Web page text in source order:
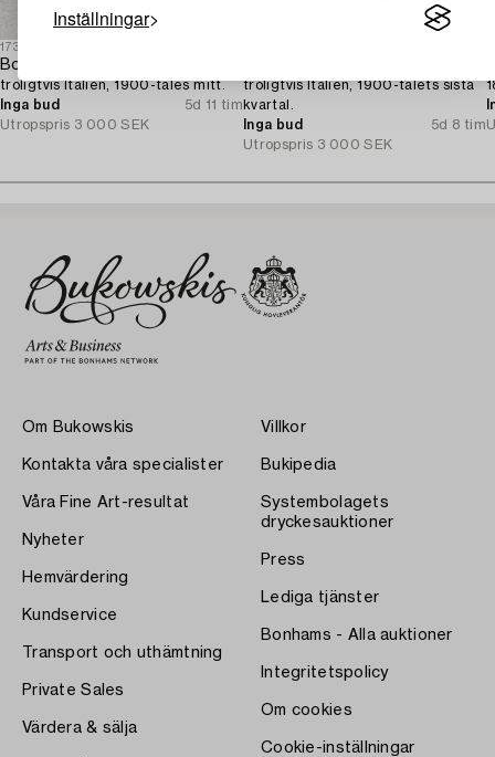
Inställningar
1731466
Bord,
troligtvis Italien, 1900-tales mitt.
Inga bud
5d 11 tim
Utropspris 3 000 SEK
troligtvis Italien, 1900-talets sista
kvartal.
Inga bud
5d 8 tim
Utropspris 3 000 SEK
Om Bukowskis
Kontakta våra specialister
Våra Fine Art-resultat
Nyheter
Hemvärdering
Kundservice
Transport och uthämtning
Private Sales
Värdera & sälja
Villkor
Bukipedia
Systembolagets
dryckesauktioner
Press
Lediga tjänster
Bonhams - Alla auktioner
Integritetspolicy
Om cookies
Cookie-inställningar